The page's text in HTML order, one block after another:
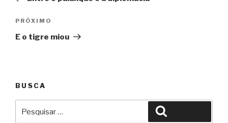
Post
Próximo
PRÓXIMO
E o tigre miou
BUSCA
por: